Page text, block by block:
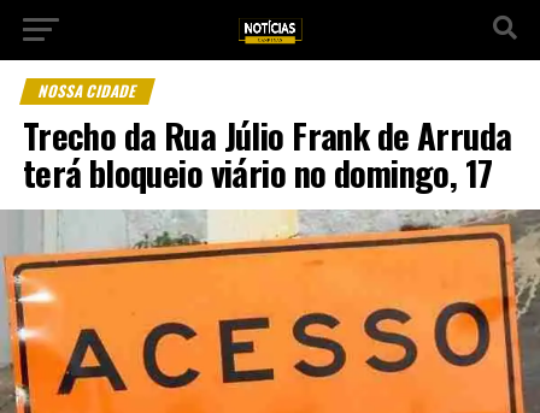
NOSSA CIDADE
Trecho da Rua Júlio Frank de Arruda
terá bloqueio viário no domingo, 17